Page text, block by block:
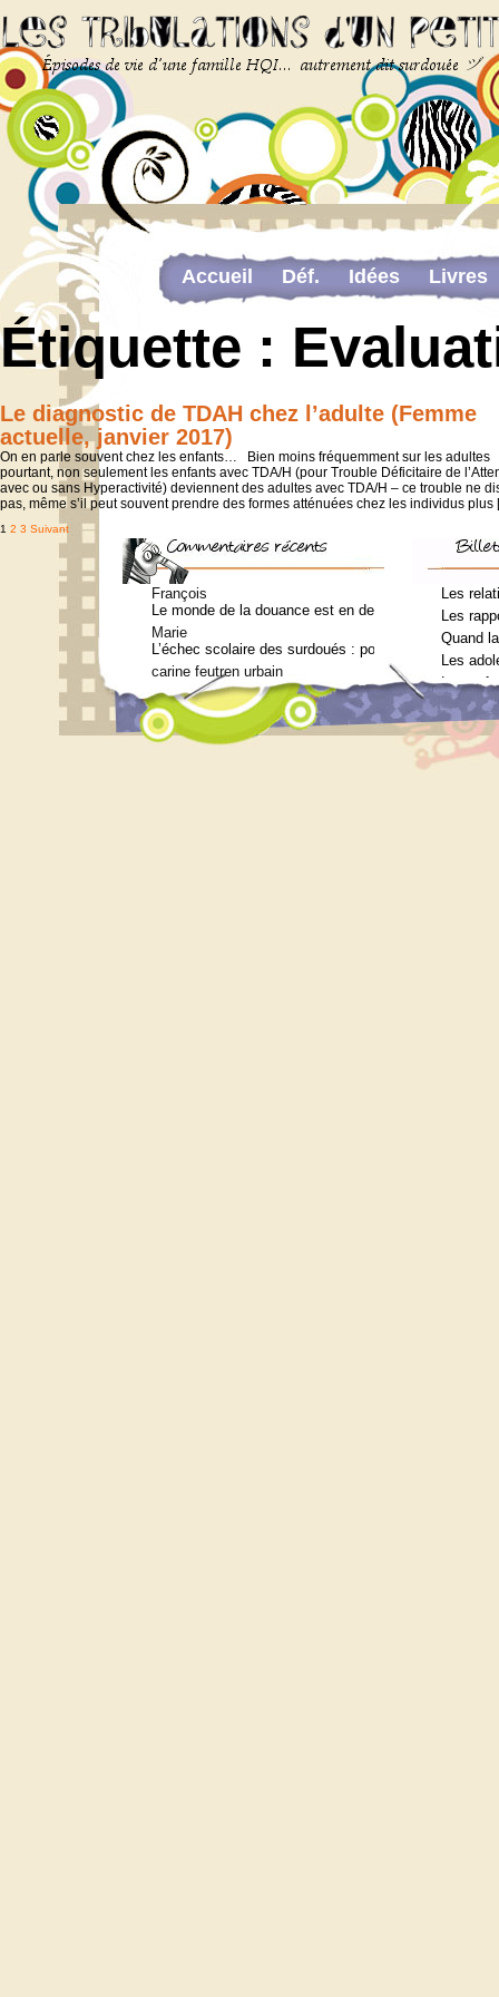
Accueil Déf. Idées
Livres
The last…
Étiquette :
Le diagnostic de TDAH chez l’adulte (Femme
actuelle, janvier 2017)
On en parle souvent chez les enfants… Bien moins fréquemment sur les adultes
pourtant, non seulement les enfants avec TDA/H (pour Trouble Déficitaire de
avec ou sans Hyperactivité) deviennent des adultes avec TDA/H – ce trouble ne
pas, même s’il peut souvent prendre des formes atténuées chez les individus
Pagination
publications
1 2 3 Suivant
François
Le monde de la douance est en deuil : Jean-Charles
Marie
L’échec scolaire des surdoués : pourquoi ? (Journal
carine feutren urbain
Petit lexique en lien avec le surdouement à l’usage
Marie
Qui consulter pour un bilan psychométrique ?
Siouplet
Qui consulter pour un bilan psychométrique ?
Les
Les
Quand
Les
Les